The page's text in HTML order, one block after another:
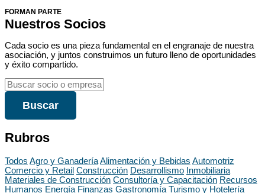
FORMAN PARTE
Nuestros Socios
Cada socio es una pieza fundamental en el engranaje de nuestra
asociación, y juntos construimos un futuro lleno de oportunidades
y éxito compartido.
Buscar
Rubros
Todos Agro y GanaderíaAlimentación y Bebidas Automotriz
Comercio y Retail Construcción Desarrollismo Inmobiliaria
Materiales de Construcción Consultoría y Capacitación Recursos
Humanos Energía Finanzas Gastronomía Turismo y Hotelería